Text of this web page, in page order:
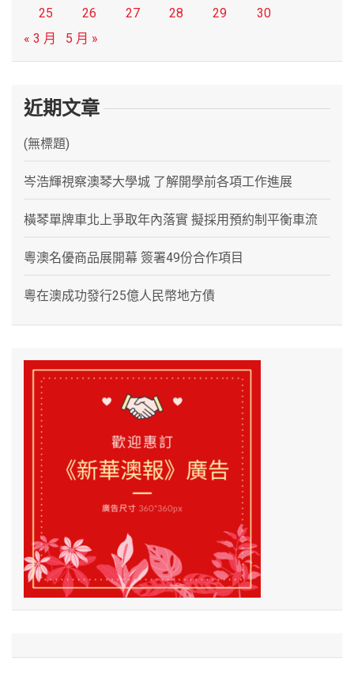
25
26 27 28 29
30
« 3 月
5 月 »
近期文章
(無標題)
岑浩輝視察澳琴大學城 了解開學前各項工作進展
橫琴單牌車北上爭取年內落實 擬採用預約制平衡車流
粵澳名優商品展開幕 簽署49份合作項目
粵在澳成功發行25億人民幣地方債